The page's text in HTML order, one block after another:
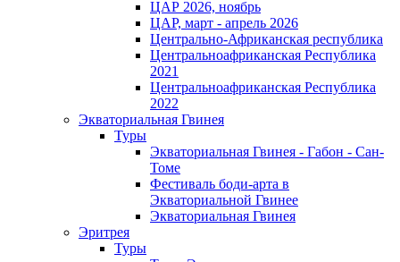
ЦАР 2026, ноябрь
ЦАР, март - апрель 2026
Центрально-Африканская республика
Центральноафриканская Республика
2021
Центральноафриканская Республика
2022
Экваториальная Гвинея
Туры
Экваториальная Гвинея - Габон - Сан-
Томе
Фестиваль боди-арта в
Экваториальной Гвинее
Экваториальная Гвинея
Эритрея
Туры